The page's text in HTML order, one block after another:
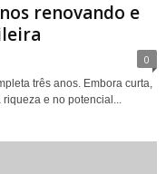
renovando e
0
três anos. Embora curta,
e no potencial...